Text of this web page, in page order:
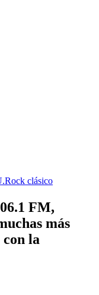
Rock clásico
FM,
más
con la